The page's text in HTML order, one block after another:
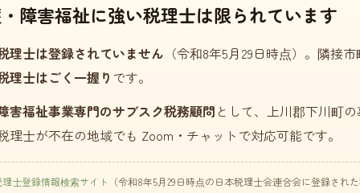
障害福祉に強い税理士は限られています
理士は登録されていません （令和8年5月29日時点）。隣接
理士はごく一握り です。
害福祉事業専門のサブスク税務顧問 として、上川郡下川町
士が不在の地域でも Zoom・チャットで対応可能です。
士登録情報検索サイト （令和8年5月29日時点の日本税理士会連合会に登録され